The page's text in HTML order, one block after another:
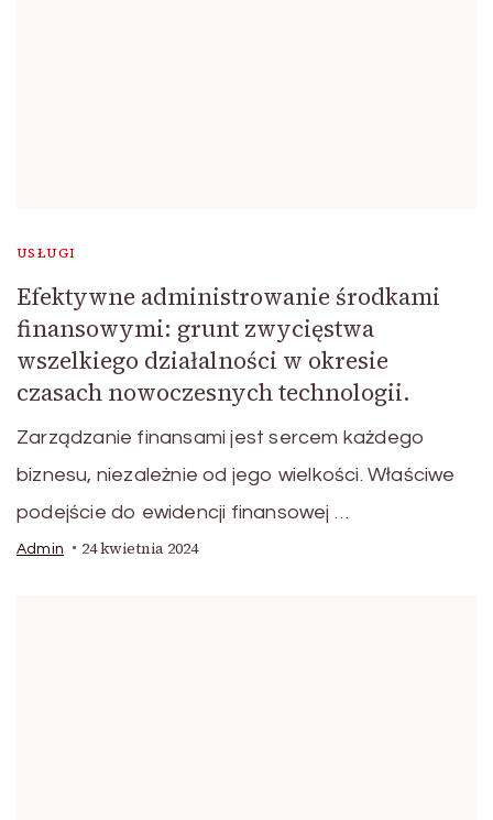
USŁUGI
Efektywne administrowanie środkami
finansowymi: grunt zwycięstwa
wszelkiego działalności w okresie
czasach nowoczesnych technologii.
Zarządzanie finansami jest sercem każdego
biznesu, niezależnie od jego wielkości. Właściwe
podejście do ewidencji finansowej …
Admin 24 kwietnia 2024